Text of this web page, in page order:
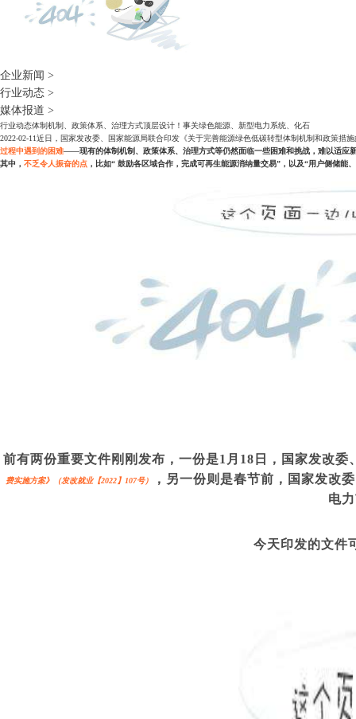
企业新闻 >
行业动态 >
媒体报道 >
行业动态体制机制、政策体系、治理方式顶层设计！事关绿色能源、新型电力系统、化石
2022-02-11近日，国家发改委、国家能源局联合印发《关于完善能源绿色低碳转型体制机制和政策措
过程中遇到的困难——现有的体制机制、政策体系、治理方式等仍然面临一些困难和挑战，难以适应
其中， 不乏令人振奋的点 ，比如“ 鼓励各区域合作，完成可再生能源消纳量交易”，以及“用户侧储
前有两份重要文件刚刚发布，一份是1月18日，国家发改
费实施方案》（发改就业【2022】107号）
，另一份则是春节前，国家发改
电
今天印发的文件